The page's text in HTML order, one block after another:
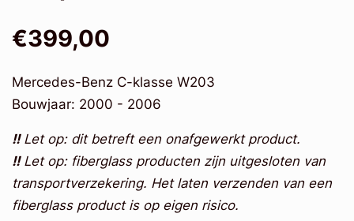
€399,00
Mercedes-Benz C-klasse W203
Bouwjaar: 2000 - 2006
!!Let op: dit betreft een onafgewerkt product.
!!Let op: fiberglass producten zijn uitgesloten van
transportverzekering. Het laten verzenden van een
fiberglass product is op eigen risico.